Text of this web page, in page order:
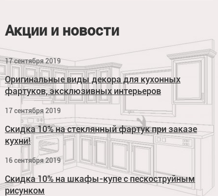
Акции и новости
17 сентября 2019
Оригинальные виды декора для кухонных
фартуков, эксклюзивных интерьеров
17 сентября 2019
Скидка 10% на стеклянный фартук при заказе
кухни!
16 сентября 2019
Скидка 10% на шкафы-купе с пескоструйным
рисунком